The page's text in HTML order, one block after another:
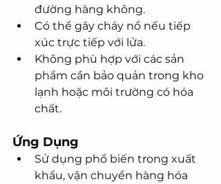
đường hàng không.
Có thể gây cháy nổ nếu tiếp
xúc trực tiếp với lửa.
Không phù hợp với các sản
phẩm cần bảo quản trong kho
lạnh hoặc môi trường có hóa
chất.
Ứng Dụng
Sử dụng phổ biến trong xuất
khẩu, vận chuyển hàng hóa